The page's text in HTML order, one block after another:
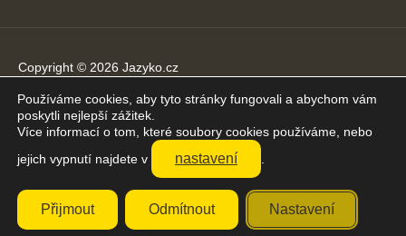
Copyright © 2026 Jazyko.cz
Online kurzy angličtiny s podporou živého lektora. Učíte se jen
20 minut denně.
Přijímáme platby online
Používáme cookies, aby tyto stránky fungovali a abychom vám
poskytli nejlepší zážitek.
Více informací o tom, které soubory cookies používáme, nebo
jejich vypnutí najdete v
nastavení
Přijmout Odmítnout Nastavení